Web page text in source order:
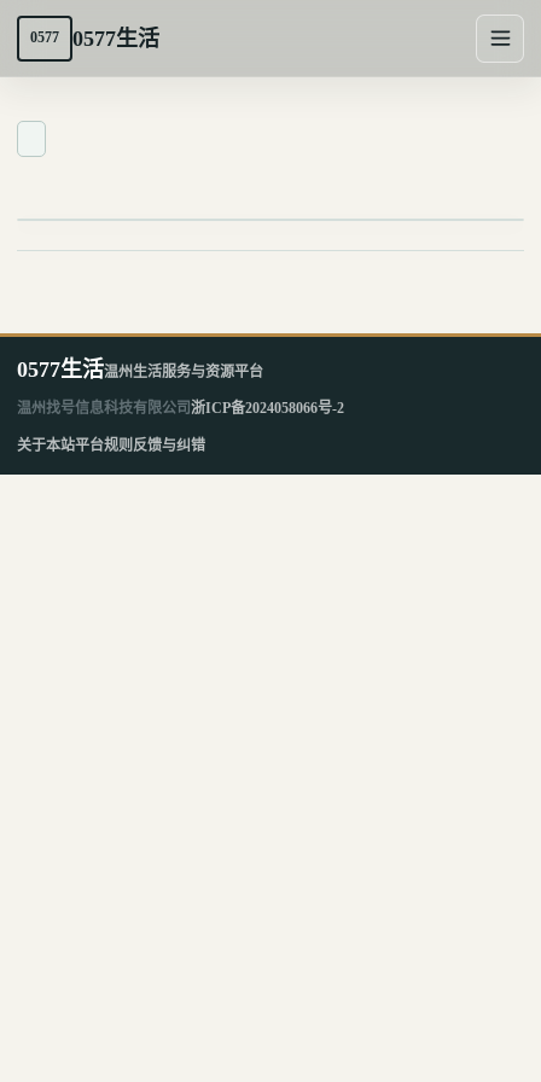
0577 0577生活
0577生活温州生活服务与资源平台
温州找号信息科技有限公司浙ICP备2024058066号-2
关于本站平台规则 反馈与纠错